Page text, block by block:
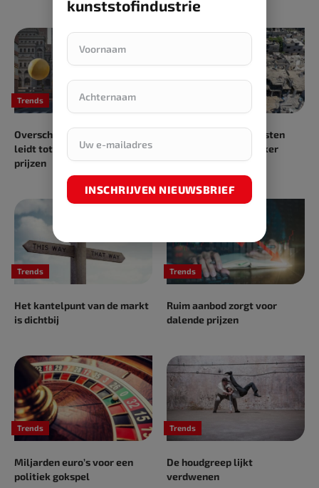
Trends
Overschot aan grondstoffen
leidt tot dumping en lagere
prijzen
Escalatie Midden-Oosten
maakt markten onzeker
Trends
Het kantelpunt van de markt
is dichtbij
Trends
Ruim aanbod zorgt voor
dalende prijzen
Trends
Miljarden euro’s voor een
politiek gokspel
Trends
De houdgreep lijkt
verdwenen
kunststofindustrie
INSCHRIJVEN NIEUWSBRIEF